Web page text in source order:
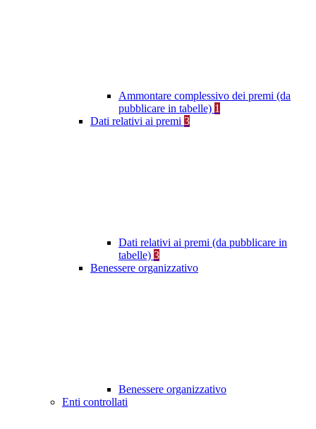
Ammontare complessivo dei premi (da
pubblicare in tabelle) 1
Dati relativi ai premi 3
Dati relativi ai premi (da pubblicare in
tabelle) 3
Benessere organizzativo
Benessere organizzativo
Enti controllati